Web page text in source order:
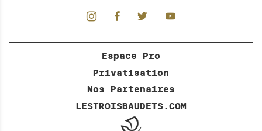
Espace Pro
Privatisation
Nos Partenaires
LESTROISBAUDETS.COM